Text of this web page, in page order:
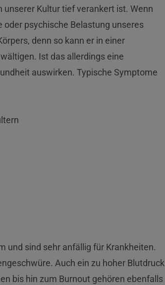
unserer Kultur tief verankert ist. Wenn
psychische Belastung unseres
denn so kann er in einer
Ist das allerdings eine
auswirken. Typische Symptome
und sind sehr anfällig für Krankheiten.
Auch ein zu hoher Blutdruck
bis hin zum Burnout gehören ebenfalls